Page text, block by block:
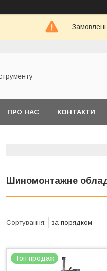
ПРО НАС КОНТАКТИ
Шиномонтажне
Топ продаж